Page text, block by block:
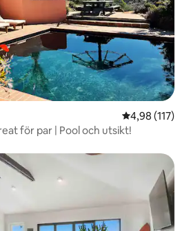
4,98 av 5 i
4,98 (117)
för par | Pool och utsikt!